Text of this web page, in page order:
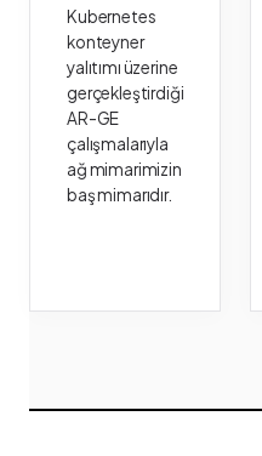
Kubernetes
konteyner
yalıtımı üzerine
gerçekleştirdiği
AR-GE
çalışmalarıyla
ağ mimarimizin
baş mimarıdır.